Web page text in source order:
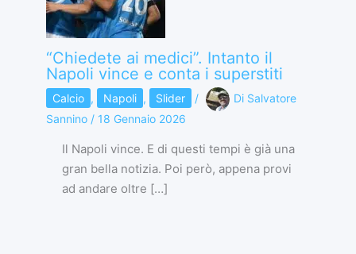
“Chiedete ai medici”. Intanto il
Napoli vince e conta i superstiti
Calcio , Napoli , Slider / Di Salvatore
Sannino / 18 Gennaio 2026
Il Napoli vince. E di questi tempi è già una
gran bella notizia. Poi però, appena provi
ad andare oltre […]